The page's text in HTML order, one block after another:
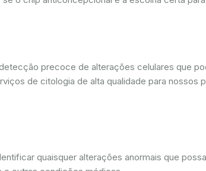
precoce de alterações celulares que
de citologia de alta qualidade para nossos
quaisquer alterações anormais que